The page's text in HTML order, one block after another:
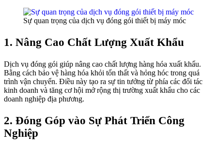
Sự quan trọng của dịch vụ đóng gói thiết bị máy móc
1. Nâng Cao Chất Lượng Xuất Khẩu
Dịch vụ đóng gói giúp nâng cao chất lượng hàng hóa xuất khẩu.
Bằng cách bảo vệ hàng hóa khỏi tổn thất và hỏng hóc trong quá
trình vận chuyển. Điều này tạo ra sự tin tưởng từ phía các đối tác
kinh doanh và tăng cơ hội mở rộng thị trường xuất khẩu cho các
doanh nghiệp địa phương.
2. Đóng Góp vào Sự Phát Triển Công
Nghiệp